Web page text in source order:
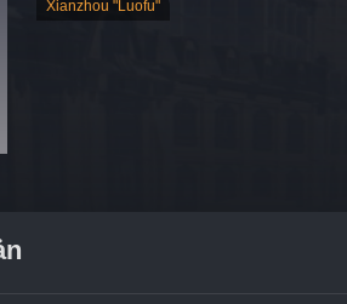
Xianzhou "Luofu"